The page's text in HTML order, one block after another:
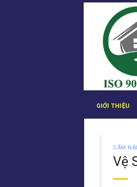
Bỏ
GIỚI THIỆU
CẨM
Vệ